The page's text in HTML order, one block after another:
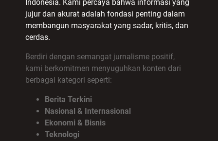
Indonesia. Kami percaya bahwa informasi yang
jujur dan akurat adalah fondasi penting dalam
membangun masyarakat yang sadar, kritis, dan
cerdas.
Berdiri dengan semangat jurnalisme positif,
kami berkomitmen menyuguhkan konten dari
berbagai kategori seperti:
Berita Terkini
Nasional & Internasional
Ekonomi & Bisnis
Teknologi